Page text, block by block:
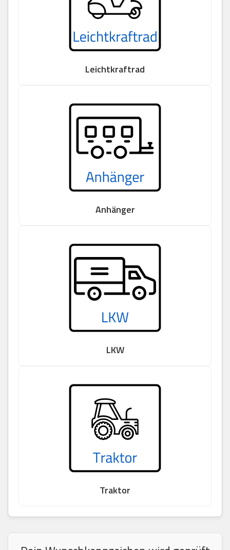
Leichtkraftrad
Anhänger
LKW
Traktor